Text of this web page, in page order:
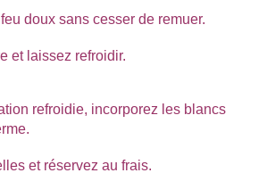
doux sans cesser de remuer.
et laissez refroidir.
refroidie, incorporez les blancs
et réservez au frais.